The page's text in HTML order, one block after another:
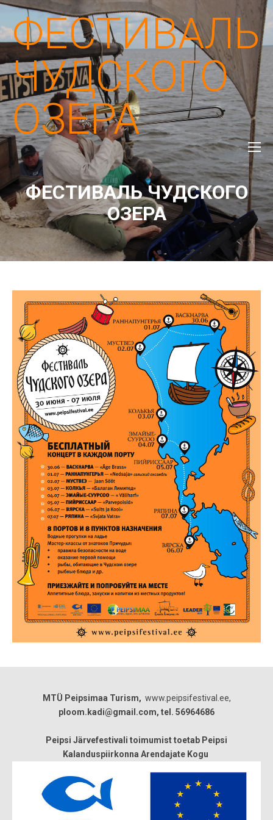
ФЕСТИВАЛЬ
ЧУДСКОГО
ОЗЕРА
ФЕСТИВАЛЬ ЧУДСКОГО
ОЗЕРА
MTÜ Peipsimaa Turism, www.peipsifestival.ee,
ploom.kadi@gmail.com, tel. 56964686
Peipsi Järvefestivali toimumist toetab Peipsi
Kalanduspiirkonna Arendajate Kogu